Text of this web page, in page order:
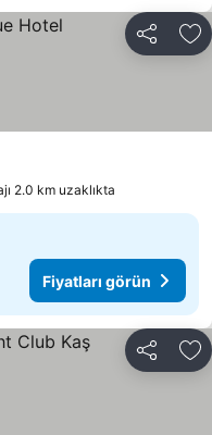
Paylaş
2.0 km uzaklıkta
Fiyatları görün
Paylaş